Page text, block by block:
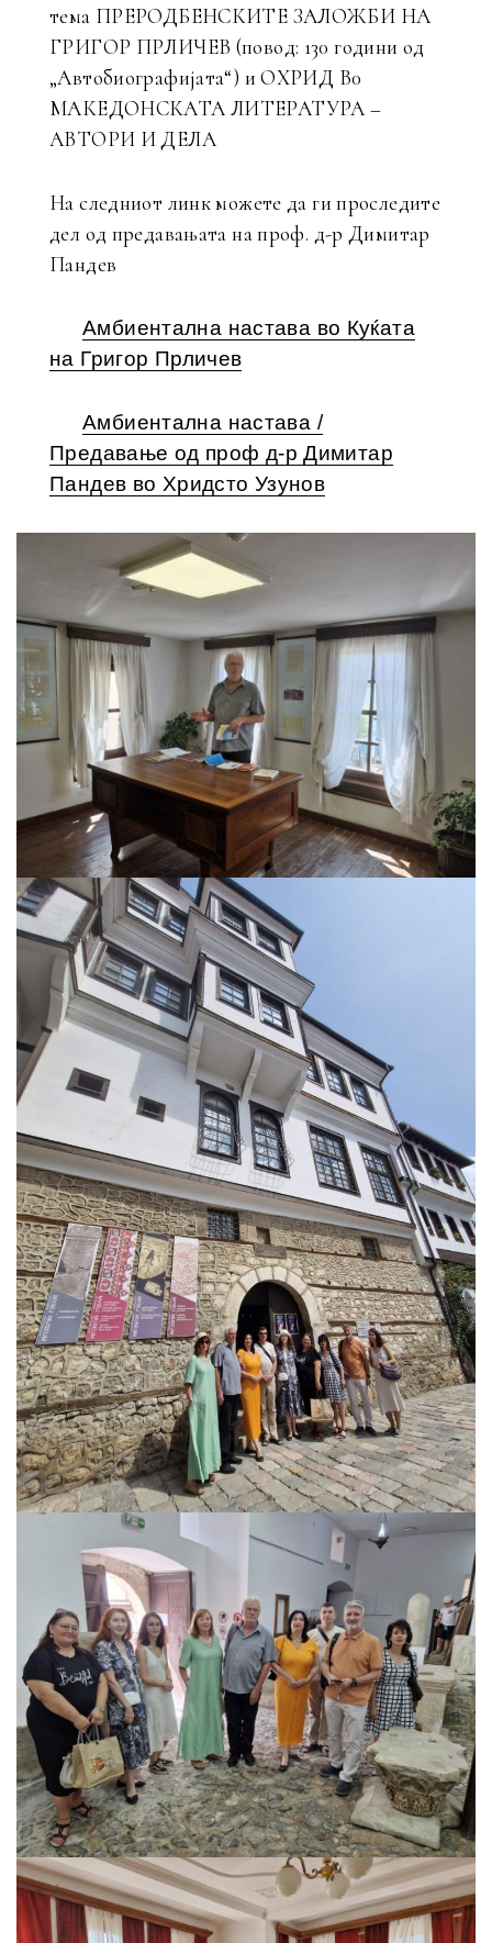
тема ПРЕРОДБЕНСКИТЕ ЗАЛОЖБИ НА
ГРИГОР ПРЛИЧЕВ (повод: 130 години од
„Автобиографијата“) и ОХРИД В0
МАКЕДОНСКАТА ЛИТЕРАТУРА –
АВТОРИ И ДЕЛА
На следниот линк можете да ги проследите
дел од предавањата на проф. д-р Димитар
Пандев
Амбиентална настава во Куќата
на Григор Прличев
Амбиентална настава /
Предавање од проф д-р Димитар
Пандев во Хридсто Узунов